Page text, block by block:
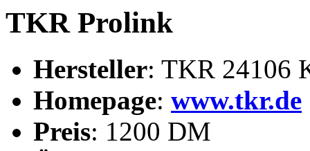
TKR Prolink
Hersteller: TKR 24106
Homepage: www.tkr.de
Preis: 1200 DM